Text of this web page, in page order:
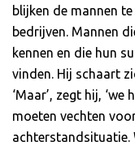
blijken de mannen
bedrijven. Mannen
kennen en die hun
vinden. Hij schaart
‘Maar’, zegt hij,
moeten vechten
achterstandsituatie.